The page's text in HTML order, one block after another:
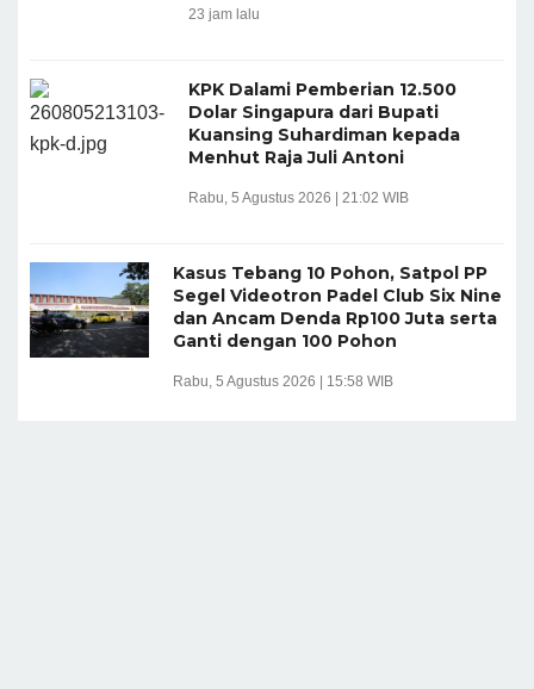
23 jam lalu
KPK Dalami Pemberian 12.500
Dolar Singapura dari Bupati
Kuansing Suhardiman kepada
Menhut Raja Juli Antoni
Rabu, 5 Agustus 2026 | 21:02 WIB
Kasus Tebang 10 Pohon, Satpol PP
Segel Videotron Padel Club Six Nine
dan Ancam Denda Rp100 Juta serta
Ganti dengan 100 Pohon
Rabu, 5 Agustus 2026 | 15:58 WIB